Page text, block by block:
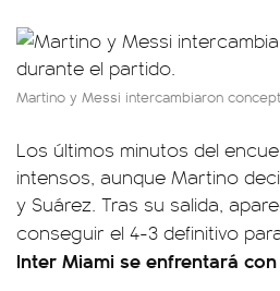
Martino y Messi intercambiaron
Los últimos minutos del
intensos, aunque Martino
y Suárez. Tras su salida,
conseguir el 4-3 definitivo
Inter Miami se enfrentará